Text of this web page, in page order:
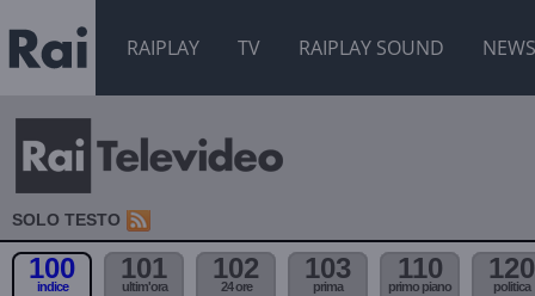
RAIPLAY TV RAIPLAY SOUND NEWS
SOLO TESTO
100
indice
101
ultim'ora
102
24 ore
103
prima
110
primo piano
120
politica